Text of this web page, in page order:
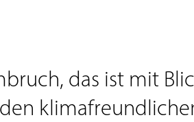
das ist mit